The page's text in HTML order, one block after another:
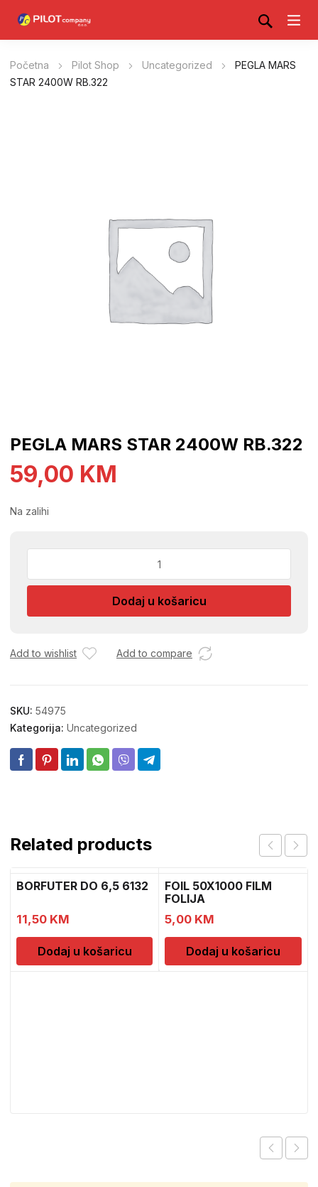
Početna Pilot Shop Uncategorized
PEGLA MARS
STAR 2400W RB.322
PEGLA MARS STAR 2400W RB.322
59,00 KM
Na zalihi
STAR
RB.322
Dodaj u košaricu
Add to wishlist Add to compare
SKU: 54975
Kategorija: Uncategorized
Related products
BORFUTER DO 6,5 6132
11,50 KM
Dodaj u košaricu
FOIL 50X1000 FILM
FOLIJA
5,00 KM
Dodaj u košaricu